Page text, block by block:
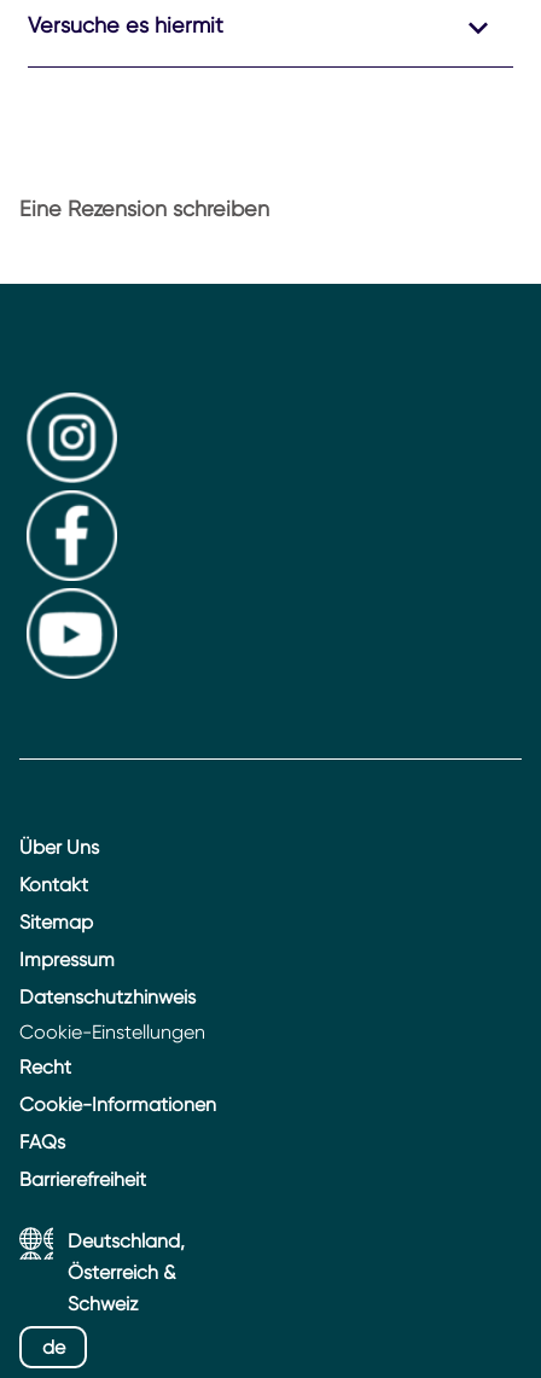
Versuche es hiermit
Eine Rezension schreiben
Über Uns
Kontakt
Sitemap
Impressum
Datenschutzhinweis
Cookie-Einstellungen
Recht
Cookie-Informationen
FAQs
Barrierefreiheit
Deutschland,
Österreich &
Schweiz
de